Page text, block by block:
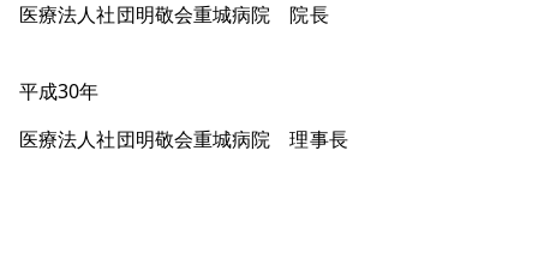
医療法人社団明敬会重城病院 院長
平成30年
医療法人社団明敬会重城病院 理事長